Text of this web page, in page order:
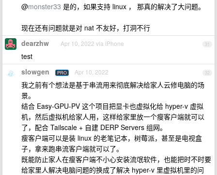
@monster33 是的，如果支持 linux ， 那真的解决了大问题。
现在还有问题就是对 nat 不友好，打洞不行
31
dearzhw Apr 10, 2022 via iPhone
test
32
slowgen PRO Apr 10, 2022
我之前有个想法是基于串流用来彻底解决给家人云修电脑的场
景。
结合 Easy-GPU-PV 这个项目把显卡也虚拟化给 hyper-v 虚拟
机，然后虚拟机给家人用，这样给家里放一个瘦客户端就可以
了，配合 Tailscale + 自建 DERP Servers 组网。
瘦客户端可以是装 linux 的老笔记本，树莓派，甚至是电视盒
子，拿来跑串流客户端就可以了。
既能防止家人在瘦客户端不小心安装流氓软件，也能把时不时要
给家里人解决电脑问题的换成了解决 hyper-v 里虚拟机里的问